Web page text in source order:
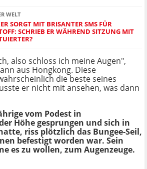
WELT
SORGT MIT BRISANTER SMS FÜR
SCHRIEB ER WÄHREND SITZUNG MIT
also schloss ich meine Augen",
aus Hongkong. Diese
die beste seines
er nicht mit ansehen, was dann
vom Podest in
Höhe gesprungen und sich in
riss plötzlich das Bungee-Seil,
befestigt worden war. Sein
es zu wollen, zum Augenzeuge.